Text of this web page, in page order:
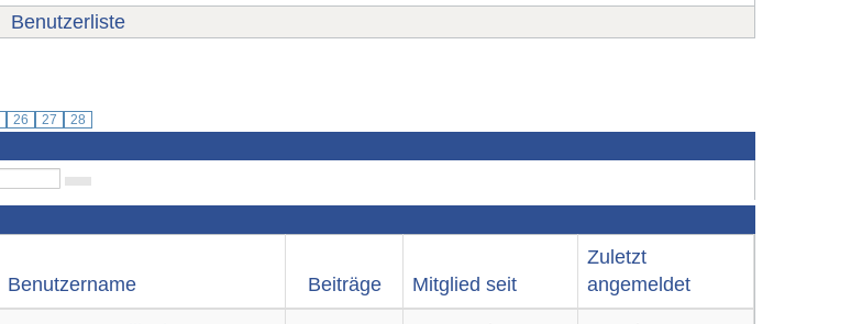
Benutzerliste
26 27 28
Benutzername Beiträge Mitglied seit
Zuletzt
angemeldet